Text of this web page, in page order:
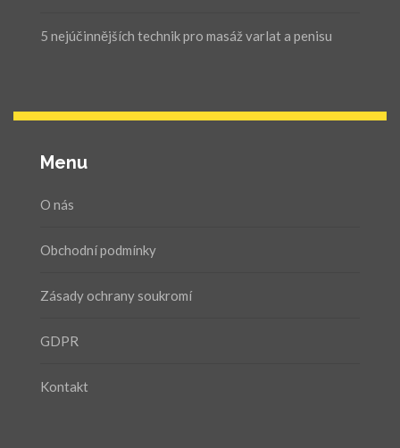
5 nejúčinnějších technik pro masáž varlat a penisu
Menu
O nás
Obchodní podmínky
Zásady ochrany soukromí
GDPR
Kontakt